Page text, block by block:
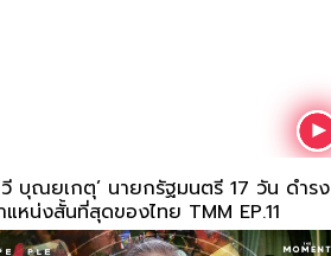
วี บุณยเกตุ’ นายกรัฐมนตรี 17 วัน ดำรง
แหน่งสั้นที่สุดของไทย TMM EP.11